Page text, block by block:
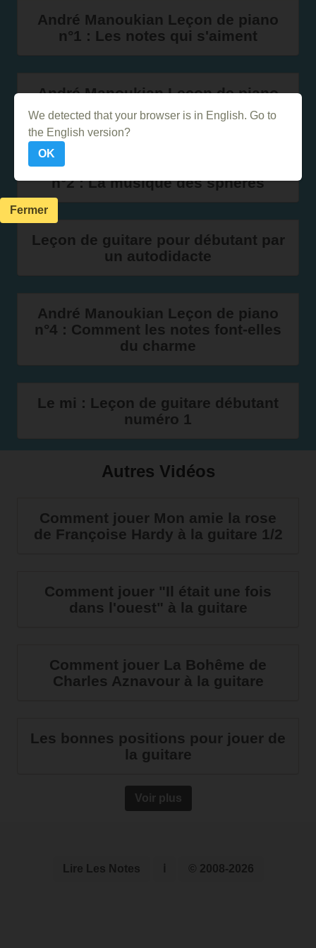
André Manoukian Leçon de piano
n°1 : Les notes qui s'aiment
André Manoukian Leçon de piano
n°3 La grande note commune
André Manoukian Leçon de piano
n°2 : La musique des sphères
Leçon de guitare pour débutant par
un autodidacte
André Manoukian Leçon de piano
n°4 : Comment les notes font-elles
du charme
Le mi : Leçon de guitare débutant
numéro 1
Autres Vidéos
Comment jouer Mon amie la rose
de Françoise Hardy à la guitare 1/2
Comment jouer "Il était une fois
dans l'ouest" à la guitare
Comment jouer La Bohême de
Charles Aznavour à la guitare
Les bonnes positions pour jouer de
la guitare
Voir plus
Lire Les Notes © 2008-2026
We detected that your browser is in English. Go to
the English version?
OK
Fermer